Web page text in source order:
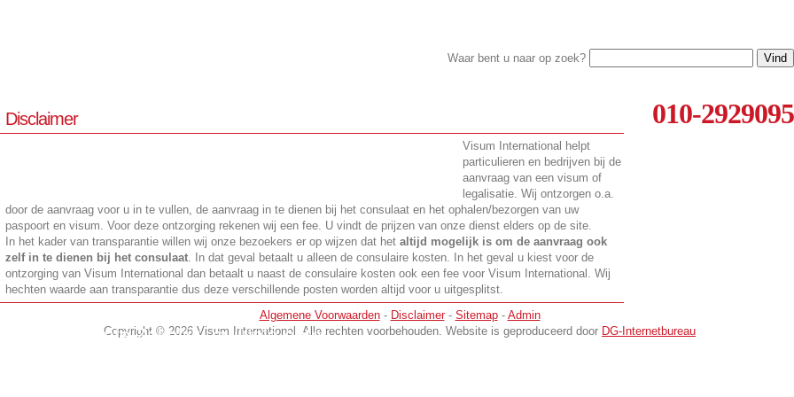
Waar bent u naar op zoek?
010-2929095
Visum Egypte Zakelijk, multiple-entry
Disclaimer
Visum International helpt
particulieren en bedrijven bij de
aanvraag van een visum of
legalisatie. Wij ontzorgen o.a.
door de aanvraag voor u in te vullen, de aanvraag in te dienen bij het consulaat en het ophalen/bezorgen van uw
paspoort en visum. Voor deze ontzorging rekenen wij een fee. U vindt de prijzen van onze dienst elders op de site.
In het kader van transparantie willen wij onze bezoekers er op wijzen dat het altijd mogelijk is om de aanvraag ook
zelf in te dienen bij het consulaat. In dat geval betaalt u alleen de consulaire kosten. In het geval u kiest voor de
ontzorging van Visum International dan betaalt u naast de consulaire kosten ook een fee voor Visum International. Wij
hechten waarde aan transparantie dus deze verschillende posten worden altijd voor u uitgesplitst.
Algemene Voorwaarden- Disclaimer- Sitemap- Admin
Copyright © 2026 Visum International. Alle rechten voorbehouden. Website is geproduceerd door DG-Internetbureau